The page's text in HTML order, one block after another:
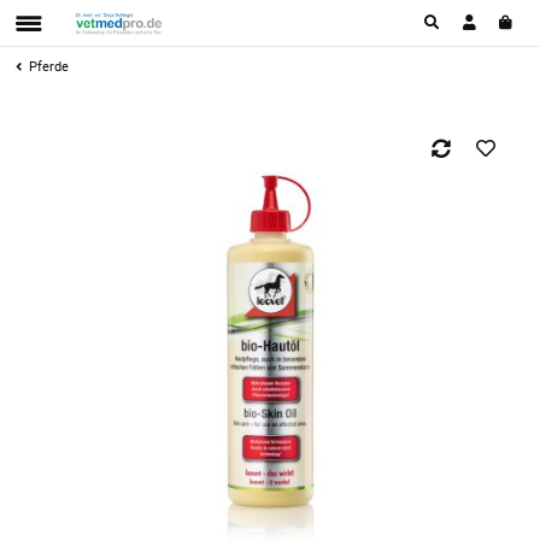
Pferde